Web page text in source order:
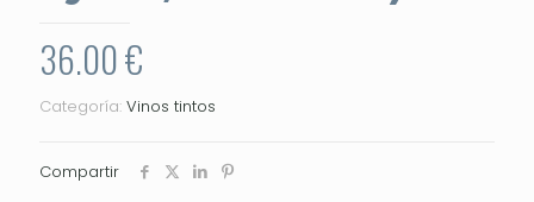
36.00€
Categoría: Vinos tintos
Compartir